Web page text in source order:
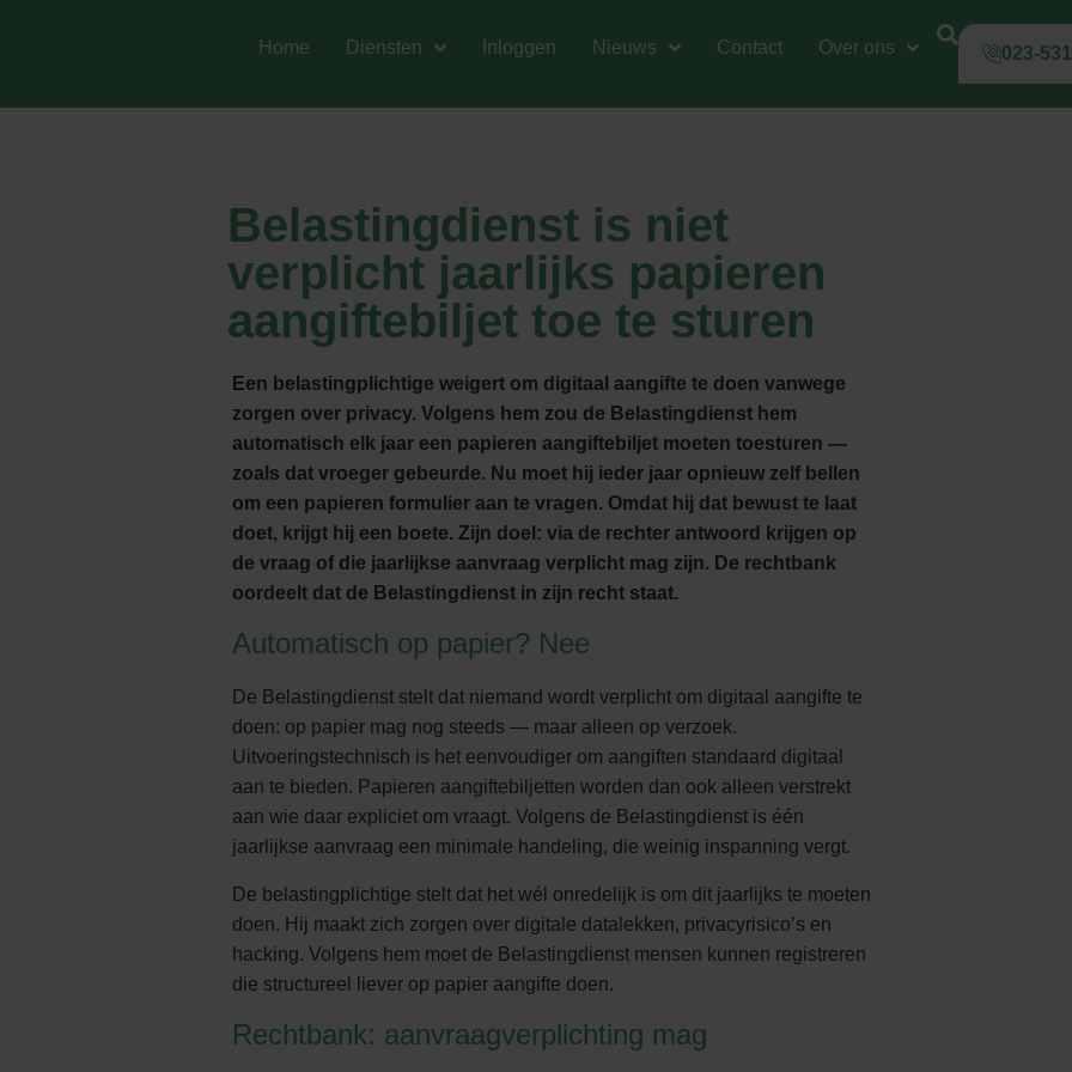
Home Diensten Inloggen Nieuws Contact Over ons 023-
Belastingdienst is niet
verplicht jaarlijks papieren
aangiftebiljet toe te sturen
Een belastingplichtige weigert om digitaal aangifte te doen vanwege
zorgen over privacy. Volgens hem zou de Belastingdienst hem
automatisch elk jaar een papieren aangiftebiljet moeten toesturen —
zoals dat vroeger gebeurde. Nu moet hij ieder jaar opnieuw zelf bellen
om een papieren formulier aan te vragen. Omdat hij dat bewust te laat
doet, krijgt hij een boete. Zijn doel: via de rechter antwoord krijgen op
de vraag of die jaarlijkse aanvraag verplicht mag zijn. De rechtbank
oordeelt dat de Belastingdienst in zijn recht staat.
Automatisch op papier? Nee
De Belastingdienst stelt dat niemand wordt verplicht om digitaal aangifte te
doen: op papier mag nog steeds — maar alleen op verzoek.
Uitvoeringstechnisch is het eenvoudiger om aangiften standaard digitaal
aan te bieden. Papieren aangiftebiljetten worden dan ook alleen verstrekt
aan wie daar expliciet om vraagt. Volgens de Belastingdienst is één
jaarlijkse aanvraag een minimale handeling, die weinig inspanning vergt.
De belastingplichtige stelt dat het wél onredelijk is om dit jaarlijks te moeten
doen. Hij maakt zich zorgen over digitale datalekken, privacyrisico’s en
hacking. Volgens hem moet de Belastingdienst mensen kunnen registreren
die structureel liever op papier aangifte doen.
Rechtbank: aanvraagverplichting mag